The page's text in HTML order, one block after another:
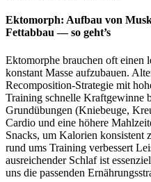
Ektomorph: Aufbau von
Fettabbau — so geht’s
Ektomorphe brauchen oft einen
konstant Masse aufzubauen.
Recomposition‑Strategie mit
Training schnelle Kraftgewinne
Grundübungen (Kniebeuge,
Cardio und eine höhere
Snacks, um Kalorien konsistent
rund ums Training verbessert
ausreichender Schlaf ist
uns die passenden